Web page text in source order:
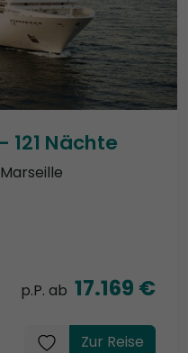
121 Nächte
p.P. ab 17.169 €
Zur Reise